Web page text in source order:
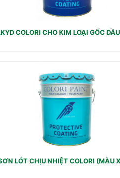
COLORI CHO KIM LOẠI GỐC
LÓT CHỊU NHIỆT COLORI (MÀU